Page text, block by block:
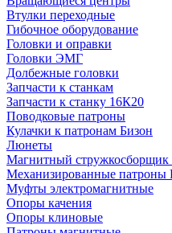
Втулки переходные
Гибочное оборудование
Головки и оправки
Головки ЭМГ
Долбежные головки
Запчасти к станкам
Запчасти к станку 16К20
Поводковые патроны
Кулачки к патронам Бизон
Люнеты
Магнитный стружкосборщик
Механизированные патроны
Муфты электромагнитные
Опоры качения
Опоры клиновые